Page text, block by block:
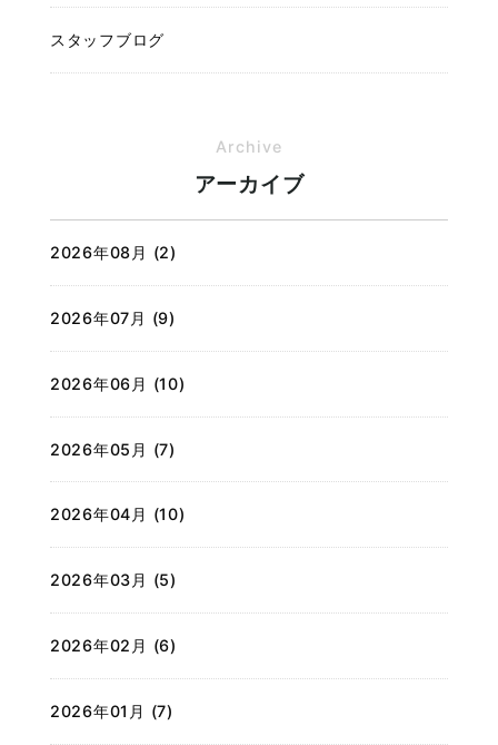
スタッフブログ
Archive
アーカイブ
2026年08月 (2)
2026年07月 (9)
2026年06月 (10)
2026年05月 (7)
2026年04月 (10)
2026年03月 (5)
2026年02月 (6)
2026年01月 (7)